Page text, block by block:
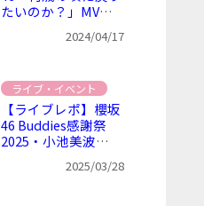
たいのか？」MVロ
サクラタウンを現地
2024/04/17
ライブ・イベント
【ライブレポ】櫻坂
46 Buddies感謝祭
2025・小池美波卒
2025/03/28